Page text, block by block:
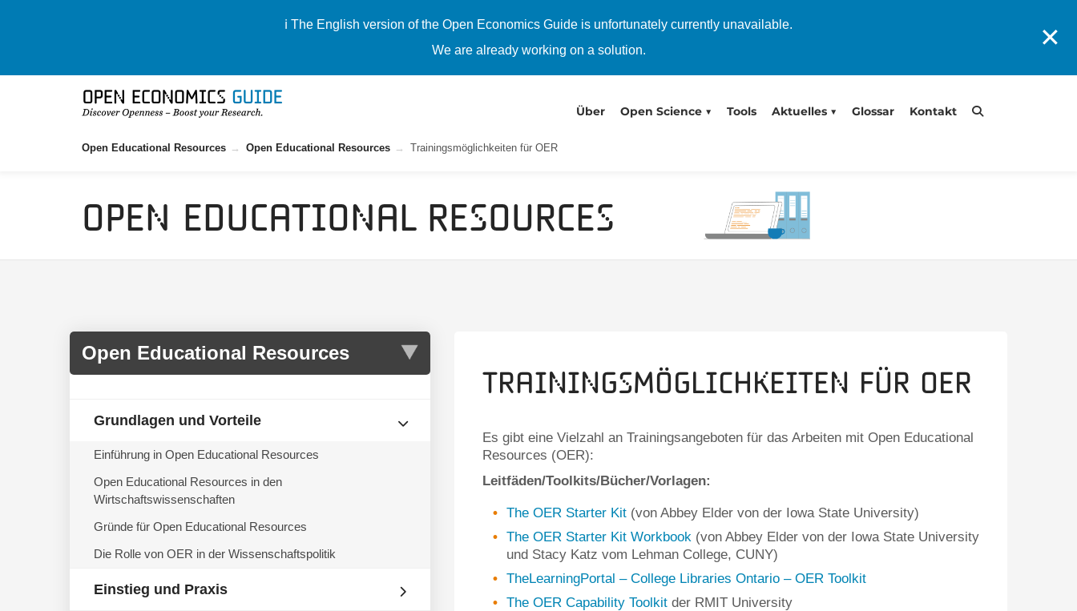
ℹ️ The English version of the Open Economics Guide is unfortunately currently unavailable.
We are already working on a solution.
✕
Über Open Science Tools Aktuelles Glossar Kontakt
Open Educational Resources Open Educational Resources Trainingsmöglichkeiten für OER
Open Educational Resources
Grundlagen und Vorteile
Einführung in Open Educational Resources
Open Educational Resources in den
Wirtschaftswissenschaften
Gründe für Open Educational Resources
Die Rolle von OER in der Wissenschaftspolitik
Einstieg und Praxis
Trainingsmöglichkeiten für OER
Es gibt eine Vielzahl an Trainingsangeboten für das Arbeiten mit Open Educational
Resources (OER):
Leitfäden/Toolkits/Bücher/Vorlagen:
The OER Starter Kit (von Abbey Elder von der Iowa State University)
The OER Starter Kit Workbook (von Abbey Elder von der Iowa State University
und Stacy Katz vom Lehman College, CUNY)
TheLearningPortal – College Libraries Ontario – OER Toolkit
The OER Capability Toolkit der RMIT University